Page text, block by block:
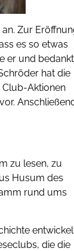
Zur
es so etwas
er und
hat die
Aktionen
zu lesen, zu
Husum des
rund ums
die die